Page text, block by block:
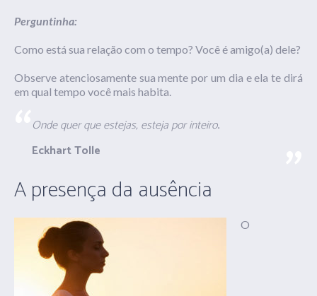
Perguntinha:
Como está sua relação com o tempo? Você é amigo(a) dele?
Observe atenciosamente sua mente por um dia e ela te dirá
em qual tempo você mais habita.
Onde quer que estejas, esteja por inteiro.
Eckhart Tolle
A presença da ausência
O